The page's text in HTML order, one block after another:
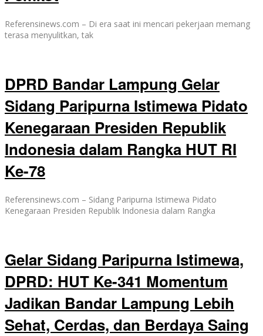
Referensinews.com – Di era saat ini mencari pekerjaan memang
terasa menyulitkan, tak
DPRD Bandar Lampung Gelar
Sidang Paripurna Istimewa Pidato
Kenegaraan Presiden Republik
Indonesia dalam Rangka HUT RI
Ke-78
Referensinews.com – Sidang Paripurna Istimewa Pidato
Kenegaraan Presiden Republik Indonesia dalam Rangka
Gelar Sidang Paripurna Istimewa,
DPRD: HUT Ke-341 Momentum
Jadikan Bandar Lampung Lebih
Sehat, Cerdas, dan Berdaya Saing